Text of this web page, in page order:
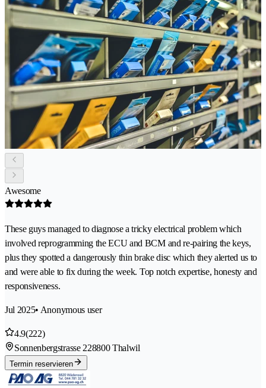
Awesome
These guys managed to diagnose a tricky electrical problem which
involved reprogramming the ECU and BCM and re-pairing the keys,
plus they spotted a dangerously thin brake disc which they alerted us to
and were able to fix during the week. Top notch expertise, honesty and
responsiveness.
Jul 2025• Anonymous user
4.9(222)
Sonnenbergstrasse 228800 Thalwil
Termin reservieren